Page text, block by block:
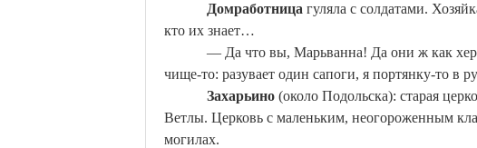
Домработница гуляла с солдатами.
кто их знает…
— Да что вы,Марьванна! Да они ж как
чище-то: разувает один сапоги, я портянку-то в
Захарьино (около Подольска): старая
Ветлы. Церковь с маленьким, неогороженным
могилах.